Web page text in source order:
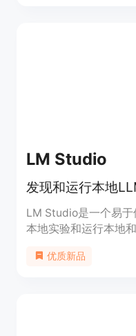
LM Studio
发现和运行本地
LM Studio是一个易
本地实验和运行本地
许您从Hugging
优质新品